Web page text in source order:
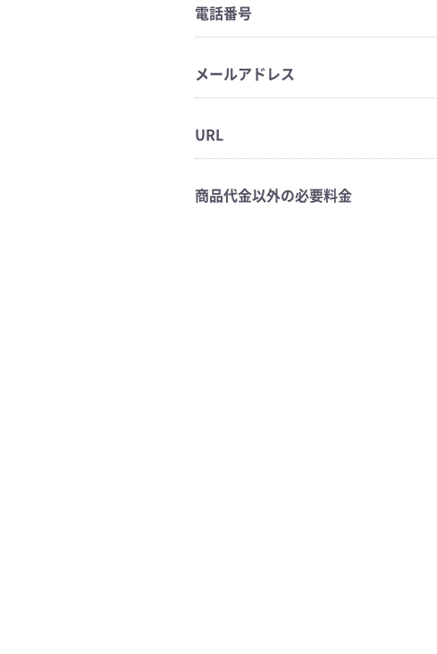
電話番号
メールアドレス
URL
商品代金以外の必要料金